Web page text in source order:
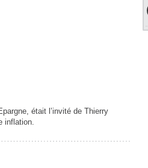
était l’invité de Thierry
inflation.